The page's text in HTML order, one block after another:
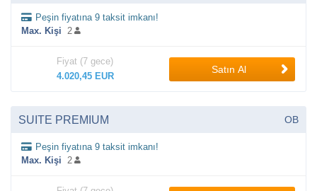
Peşin fiyatına 9 taksit imkanı!
Max. Kişi 2
Fiyat (7 gece)
4.020,45 EUR
Satın Al
SUITE PREMIUM OB
Peşin fiyatına 9 taksit imkanı!
Max. Kişi 2